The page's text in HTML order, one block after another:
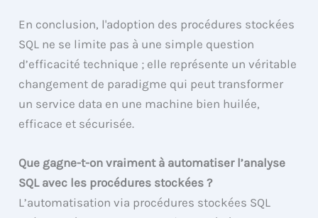
En conclusion, l'adoption des procédures stockées
SQL ne se limite pas à une simple question
d’efficacité technique ; elle représente un véritable
changement de paradigme qui peut transformer
un service data en une machine bien huilée,
efficace et sécurisée.
Que gagne-t-on vraiment à automatiser l’analyse
SQL avec les procédures stockées ?
L’automatisation via procédures stockées SQL